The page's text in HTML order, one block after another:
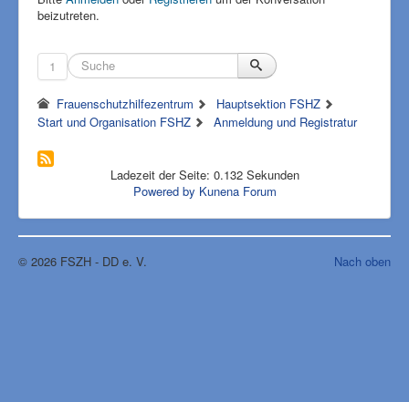
beizutreten.
1
Frauenschutzhilfezentrum
Hauptsektion FSHZ
Start und Organisation FSHZ
Anmeldung und Registratur
Ladezeit der Seite: 0.132 Sekunden
Powered by Kunena Forum
Nach oben
© 2026 FSZH - DD e. V.